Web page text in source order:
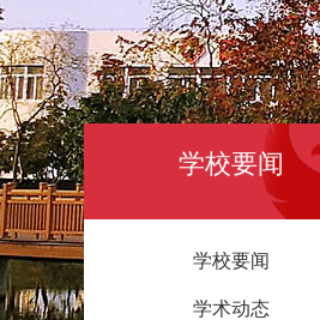
学校要闻
学校要闻
学术动态